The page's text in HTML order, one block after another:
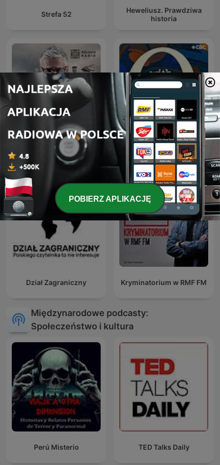
Strefa 52
Heweliusz. Prawdziwa
historia
Czarnobyl. Prawdziwa
historia
Q with Tom Power
Dział Zagraniczny Kryminatorium w RMF FM
Międzynarodowe podcasty:
Społeczeństwo i kultura
Perú Misterio TED Talks Daily
POBIERZ APLIKACJĘ